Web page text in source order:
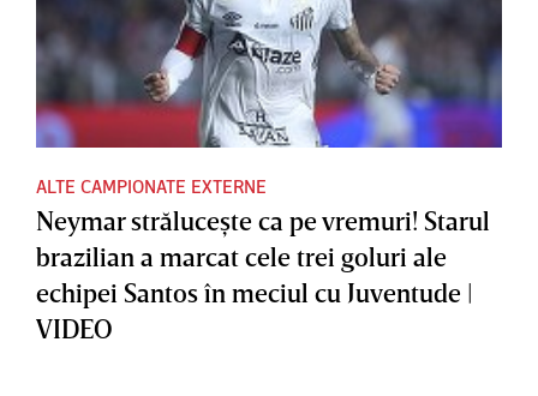
ALTE CAMPIONATE EXTERNE
Neymar străluceşte ca pe vremuri! Starul
brazilian a marcat cele trei goluri ale
echipei Santos în meciul cu Juventude |
VIDEO